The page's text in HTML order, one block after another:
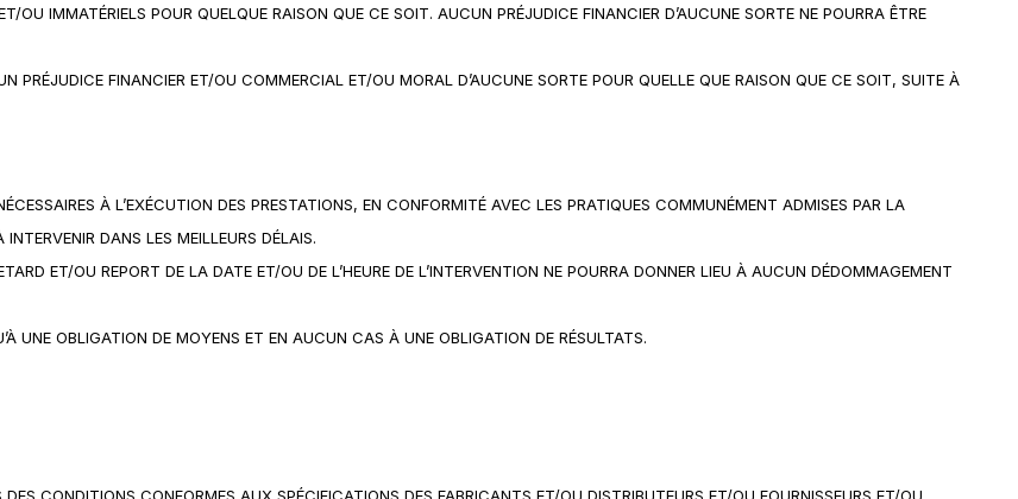
OU IMMATÉRIELS POUR QUELQUE RAISON QUE CE SOIT. AUCUN PRÉJUDICE FINANCIER D’AUCUNE SORTE NE POURRA ÊTRE
PRÉJUDICE FINANCIER ET/OU COMMERCIAL ET/OU MORAL D’AUCUNE SORTE POUR QUELLE QUE RAISON QUE CE SOIT, SUITE À
À L’EXÉCUTION DES PRESTATIONS, EN CONFORMITÉ AVEC LES PRATIQUES COMMUNÉMENT ADMISES PAR LA
DANS LES MEILLEURS DÉLAIS.
ET/OU REPORT DE LA DATE ET/OU DE L’HEURE DE L’INTERVENTION NE POURRA DONNER LIEU À AUCUN DÉDOMMAGEMENT
UNE OBLIGATION DE MOYENS ET EN AUCUN CAS À UNE OBLIGATION DE RÉSULTATS.
CONDITIONS CONFORMES AUX SPÉCIFICATIONS DES FABRICANTS ET/OU DISTRIBUTEURS ET/OU FOURNISSEURS ET/OU